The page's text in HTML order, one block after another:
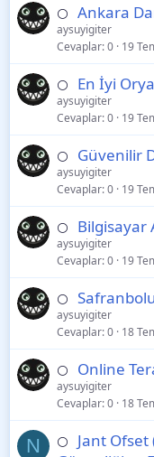
⚪ Ankara
aysuyigiter
Cevaplar 0 19
⚪ En İyi
aysuyigiter
Cevaplar 0 19
⚪ Güvenilir
aysuyigiter
Cevaplar 0 19
⚪ Bilgisayar
aysuyigiter
Cevaplar 0 19
⚪
aysuyigiter
Cevaplar 0 18
⚪ Online
aysuyigiter
Cevaplar 0 18
N ⚪
Jant Ofset